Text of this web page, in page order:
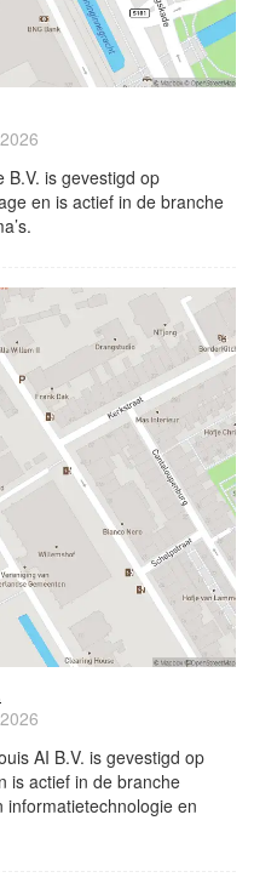
B.V. is gevestigd op
en is actief in de branche
AI B.V. is gevestigd op
is actief in de branche
en